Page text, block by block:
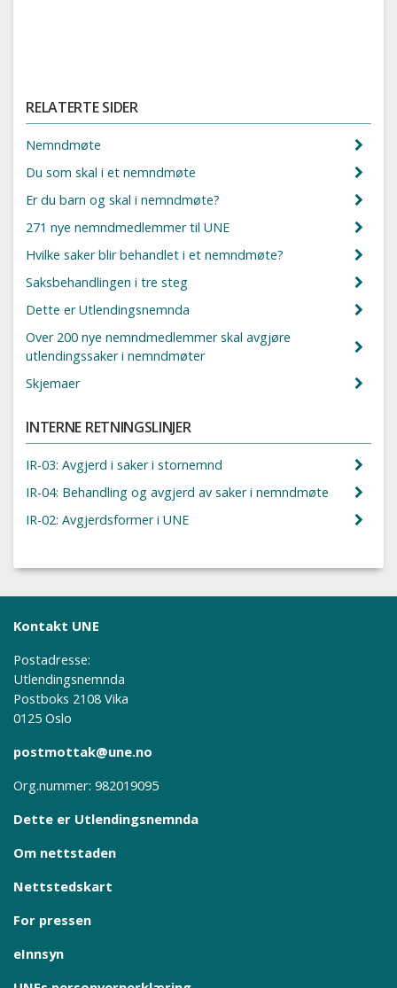
RELATERTE SIDER
Nemndmøte
Du som skal i et nemndmøte
Er du barn og skal i nemndmøte?
271 nye nemndmedlemmer til UNE
Hvilke saker blir behandlet i et nemndmøte?
Saksbehandlingen i tre steg
Dette er Utlendingsnemnda
Over 200 nye nemndmedlemmer skal avgjøre
utlendingssaker i nemndmøter
Skjemaer
INTERNE RETNINGSLINJER
IR-03: Avgjerd i saker i stornemnd
IR-04: Behandling og avgjerd av saker i nemndmøte
IR-02: Avgjerdsformer i UNE
Kontakt UNE
Postadresse:
Utlendingsnemnda
Postboks 2108 Vika
0125 Oslo
postmottak@une.no
Org.nummer: 982019095
Dette er Utlendingsnemnda
Om nettstaden
Nettstedskart
For pressen
eInnsyn